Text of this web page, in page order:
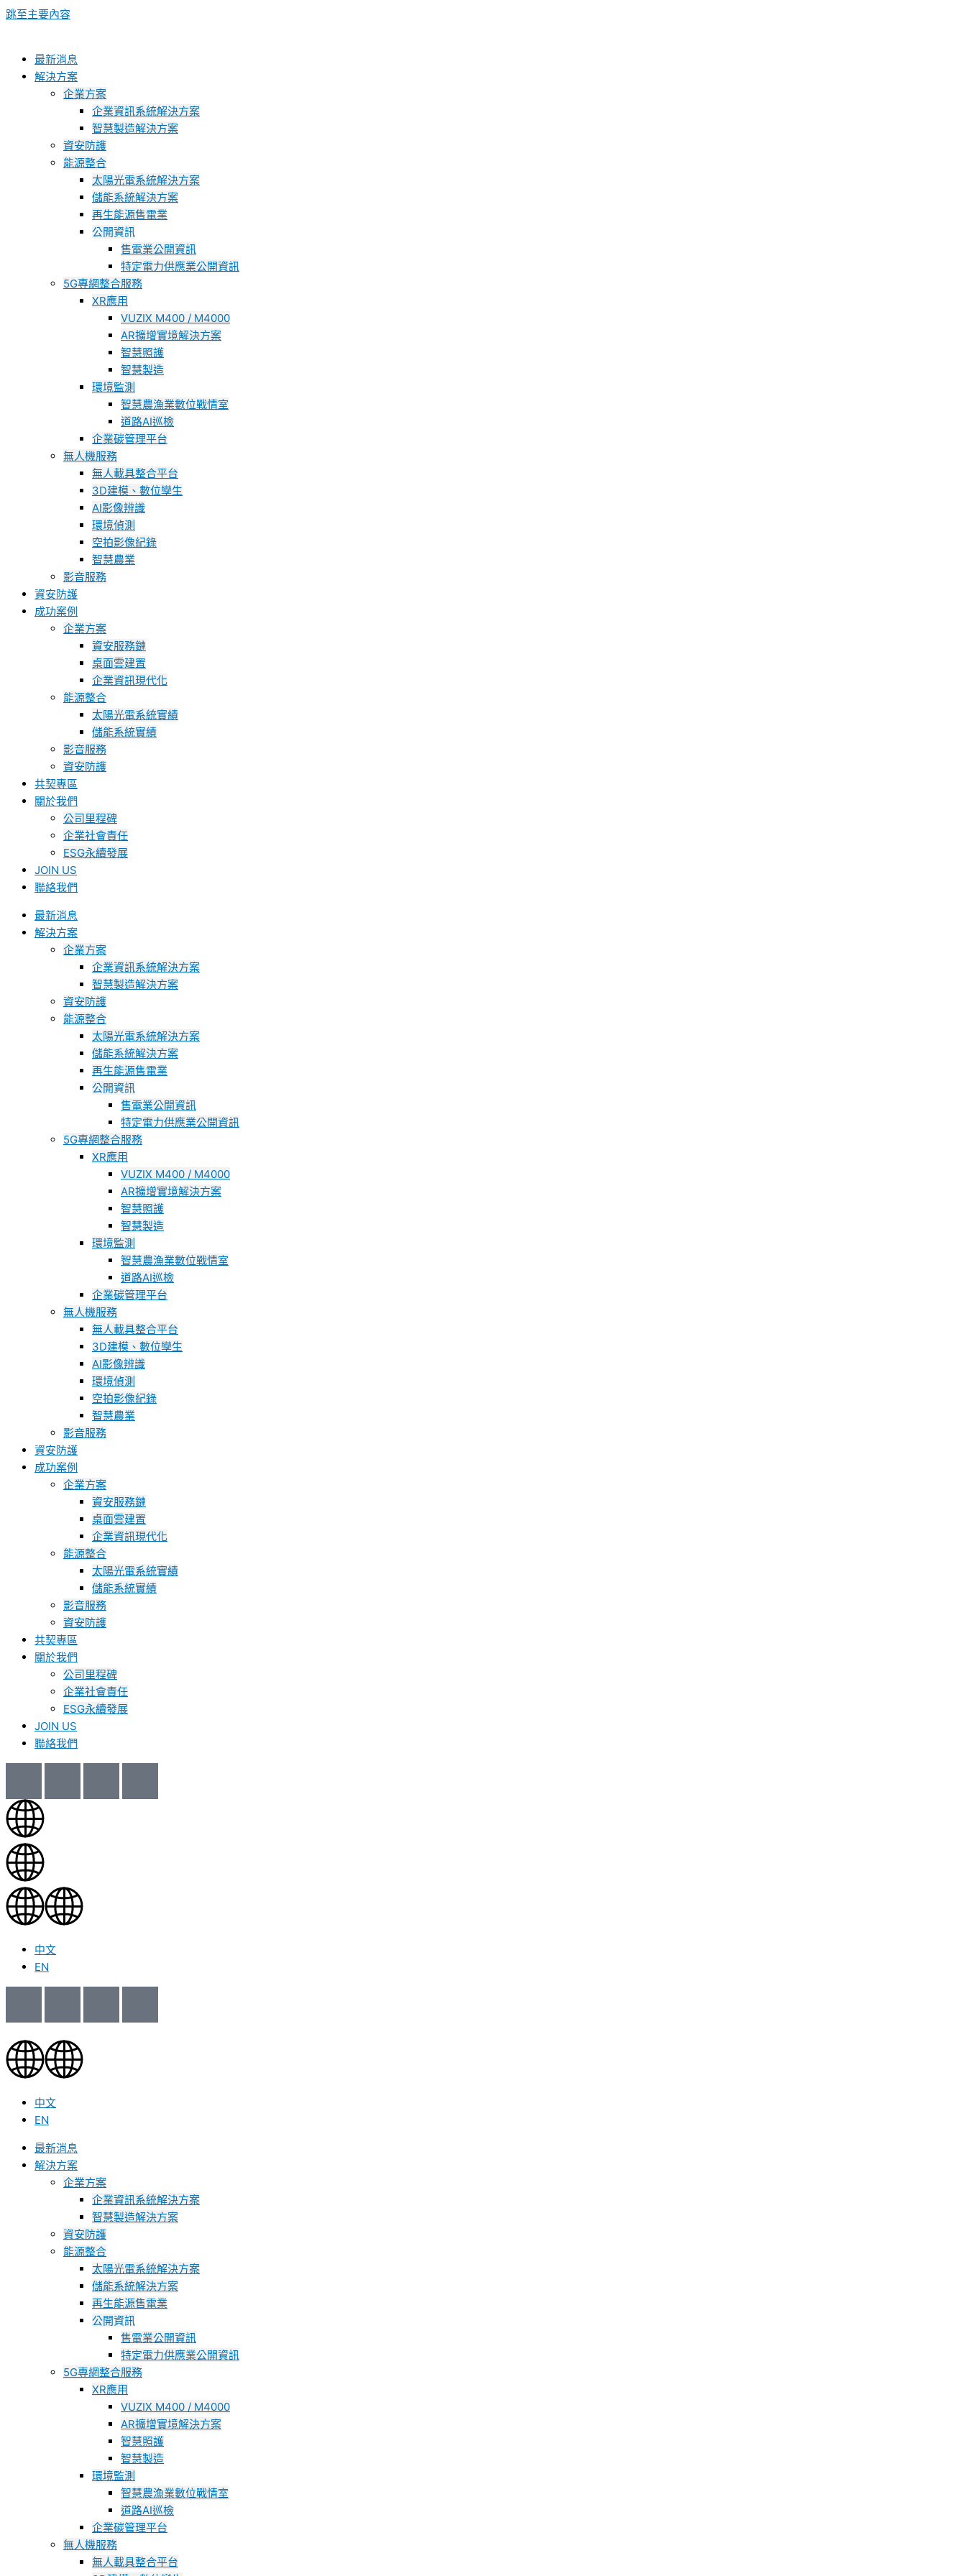
跳至主要內容
最新消息
解決方案
企業方案
企業資訊系統解決方案
智慧製造解決方案
資安防護
能源整合
太陽光電系統解決方案
儲能系統解決方案
再生能源售電業
公開資訊
售電業公開資訊
特定電力供應業公開資訊
5G專網整合服務
XR應用
VUZIX M400 / M4000
AR擴增實境解決方案
智慧照護
智慧製造
環境監測
智慧農漁業數位戰情室
道路AI巡檢
企業碳管理平台
無人機服務
無人載具整合平台
3D建模、數位孿生
AI影像辨識
環境偵測
空拍影像紀錄
智慧農業
影音服務
資安防護
成功案例
企業方案
資安服務鏈
桌面雲建置
企業資訊現代化
能源整合
太陽光電系統實績
儲能系統實績
影音服務
資安防護
共契專區
關於我們
公司里程碑
企業社會責任
ESG永續發展
JOIN US
聯絡我們
最新消息
解決方案
企業方案
企業資訊系統解決方案
智慧製造解決方案
資安防護
能源整合
太陽光電系統解決方案
儲能系統解決方案
再生能源售電業
公開資訊
售電業公開資訊
特定電力供應業公開資訊
5G專網整合服務
XR應用
VUZIX M400 / M4000
AR擴增實境解決方案
智慧照護
智慧製造
環境監測
智慧農漁業數位戰情室
道路AI巡檢
企業碳管理平台
無人機服務
無人載具整合平台
3D建模、數位孿生
AI影像辨識
環境偵測
空拍影像紀錄
智慧農業
影音服務
資安防護
成功案例
企業方案
資安服務鏈
桌面雲建置
企業資訊現代化
能源整合
太陽光電系統實績
儲能系統實績
影音服務
資安防護
共契專區
關於我們
公司里程碑
企業社會責任
ESG永續發展
JOIN US
聯絡我們
中文
EN
中文
EN
最新消息
解決方案
企業方案
企業資訊系統解決方案
智慧製造解決方案
資安防護
能源整合
太陽光電系統解決方案
儲能系統解決方案
再生能源售電業
公開資訊
售電業公開資訊
特定電力供應業公開資訊
5G專網整合服務
XR應用
VUZIX M400 / M4000
AR擴增實境解決方案
智慧照護
智慧製造
環境監測
智慧農漁業數位戰情室
道路AI巡檢
企業碳管理平台
無人機服務
無人載具整合平台